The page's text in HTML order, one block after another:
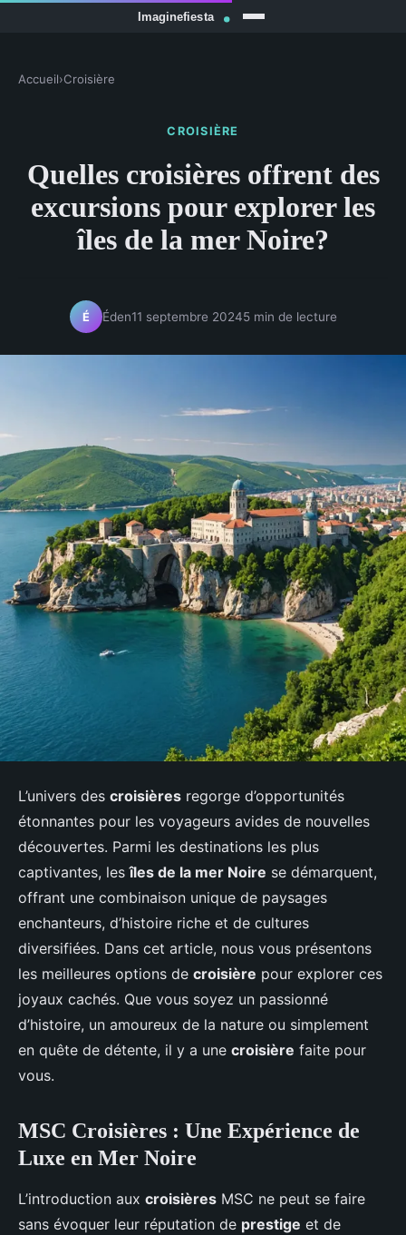
Accueil›Croisière
CROISIÈRE
Quelles croisières offrent des
excursions pour explorer les
îles de la mer Noire?
É Éden11 septembre 20245 min de lecture
L’univers des croisières regorge d’opportunités
étonnantes pour les voyageurs avides de nouvelles
découvertes. Parmi les destinations les plus
captivantes, lesîles de la mer Noire se démarquent,
offrant une combinaison unique de paysages
enchanteurs, d’histoire riche et de cultures
diversifiées. Dans cet article, nous vous présentons
les meilleures options de croisière pour explorer ces
joyaux cachés. Que vous soyez un passionné
d’histoire, un amoureux de la nature ou simplement
en quête de détente, il y a une croisière faite pour
vous.
MSC Croisières : Une Expérience de
Luxe en Mer Noire
L’introduction aux croisières MSC ne peut se faire
sans évoquer leur réputation de prestige et de